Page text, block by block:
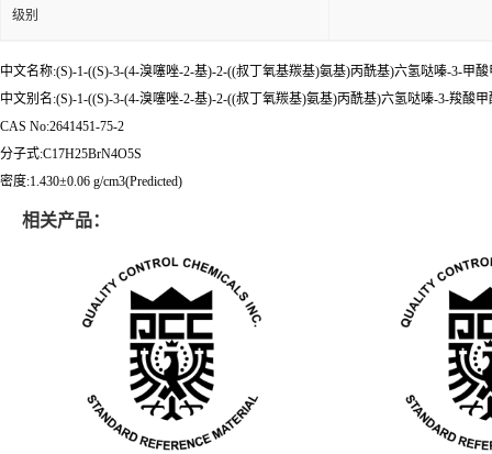
级别
中文名称:(S)-1-((S)-3-(4-溴噻唑-2-基)-2-((叔丁氧基羰基)氨基)丙酰基)六氢哒嗪-3-甲酸
中文别名:(S)-1-((S)-3-(4-溴噻唑-2-基)-2-((叔丁氧羰基)氨基)丙酰基)六氢哒嗪-3-羧酸甲
CAS No:2641451-75-2
分子式:C17H25BrN4O5S
密度:1.430±0.06 g/cm3(Predicted)
相关产品：